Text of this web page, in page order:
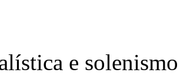
e